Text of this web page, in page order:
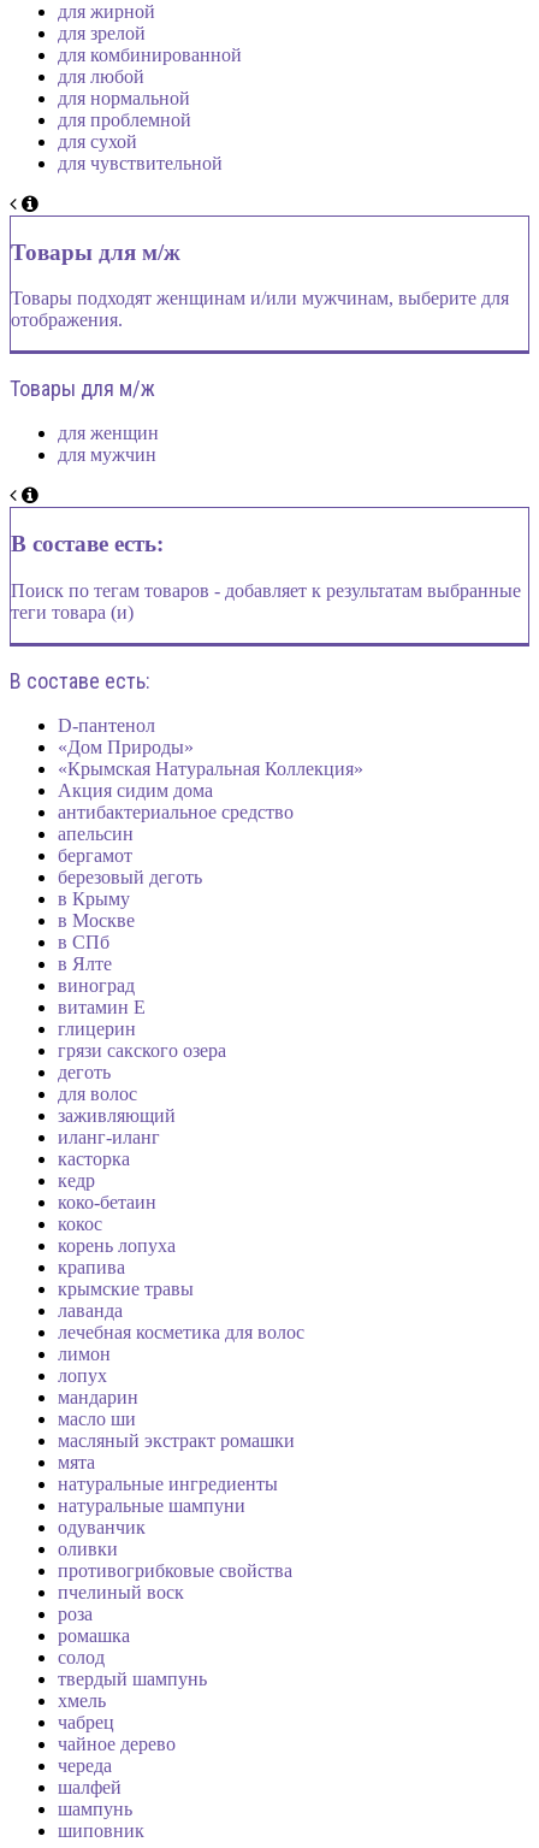
для жирной
для зрелой
для комбинированной
для любой
для нормальной
для проблемной
для сухой
для чувствительной
Товары для м/ж
Товары подходят женщинам и/или мужчинам, выберите для
отображения.
Товары для м/ж
для женщин
для мужчин
В составе есть:
Поиск по тегам товаров - добавляет к результатам выбранные
теги товара (и)
В составе есть:
D-пантенол
«Дом Природы»
«Крымская Натуральная Коллекция»
Акция сидим дома
антибактериальное средство
апельсин
бергамот
березовый деготь
в Крыму
в Москве
в СПб
в Ялте
виноград
витамин Е
глицерин
грязи сакского озера
деготь
для волос
заживляющий
иланг-иланг
касторка
кедр
коко-бетаин
кокос
корень лопуха
крапива
крымские травы
лаванда
лечебная косметика для волос
лимон
лопух
мандарин
масло ши
масляный экстракт ромашки
мята
натуральные ингредиенты
натуральные шампуни
одуванчик
оливки
противогрибковые свойства
пчелиный воск
роза
ромашка
солод
твердый шампунь
хмель
чабрец
чайное дерево
череда
шалфей
шампунь
шиповник